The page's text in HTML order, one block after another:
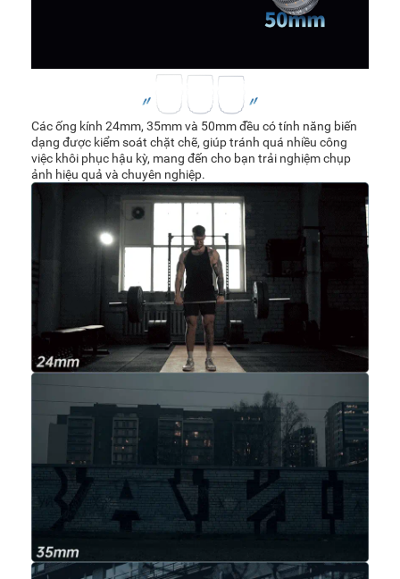
Các ống kính 24mm, 35mm và 50mm đều có tính năng biến
dạng được kiểm soát chặt chẽ, giúp tránh quá nhiều công
việc khôi phục hậu kỳ, mang đến cho bạn trải nghiệm chụp
ảnh hiệu quả và chuyên nghiệp.